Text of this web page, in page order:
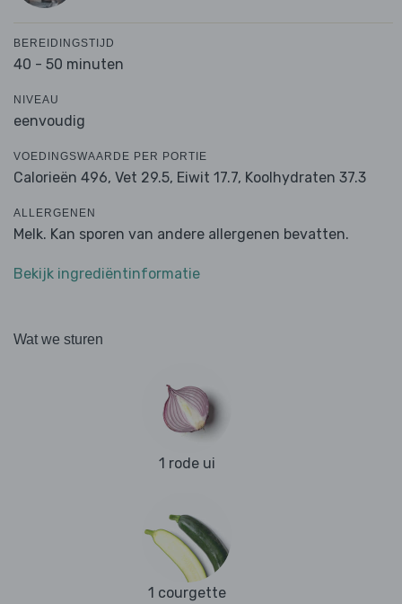
BEREIDINGSTIJD
40 - 50 minuten
NIVEAU
eenvoudig
VOEDINGSWAARDE PER PORTIE
Calorieën 496, Vet 29.5, Eiwit 17.7, Koolhydraten 37.3
ALLERGENEN
Melk. Kan sporen van andere allergenen bevatten.
Bekijk ingrediëntinformatie
Wat we sturen
1 rode ui
1 courgette